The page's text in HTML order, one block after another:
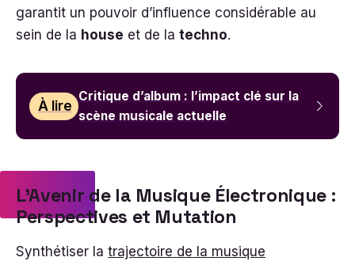
garantit un pouvoir d’influence considérable au
sein de la house et de la techno.
À lire
Critique d’album : l’impact clé sur la
scène musicale actuelle
L’Avenir de la Musique Électronique :
Perspectives et Mutation
Synthétiser la trajectoire de la musique